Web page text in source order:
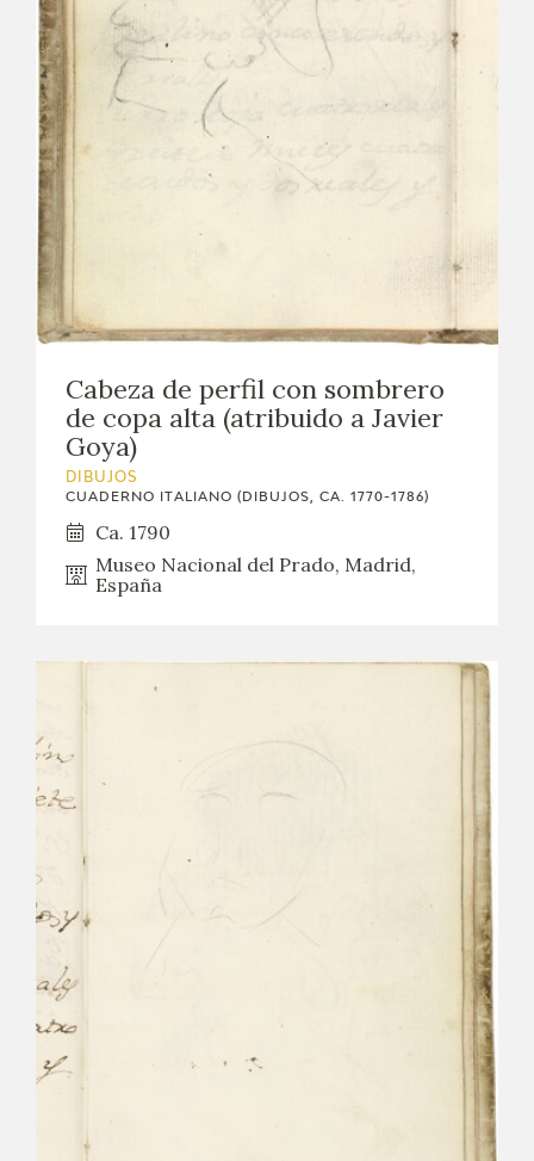
Cabeza de perfil con sombrero
de copa alta (atribuido a Javier
Goya)
DIBUJOS
CUADERNO ITALIANO (DIBUJOS, CA. 1770-1786)
Ca. 1790
Museo Nacional del Prado, Madrid,
España